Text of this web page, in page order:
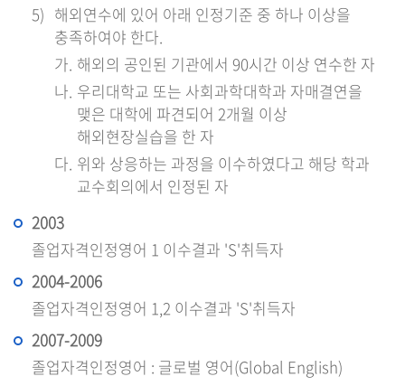
해외연수에 있어 아래 인정기준 중 하나 이상을
충족하여야 한다.
해외의 공인된 기관에서 90시간 이상 연수한 자
우리대학교 또는 사회과학대학과 자매결연을
맺은 대학에 파견되어 2개월 이상
해외현장실습을 한 자
위와 상응하는 과정을 이수하였다고 해당 학과
교수회의에서 인정된 자
2003
졸업자격인정영어 1 이수결과 'S'취득자
2004-2006
졸업자격인정영어 1,2 이수결과 'S'취득자
2007-2009
졸업자격인정영어 : 글로벌 영어(Global English)